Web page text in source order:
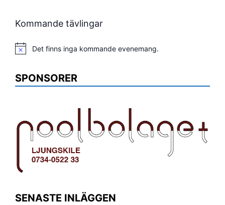
Kommande tävlingar
Notis Det finns inga kommande evenemang.
SPONSORER
SENASTE INLÄGGEN